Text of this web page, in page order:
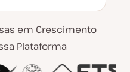
em Crescimento
Plataforma